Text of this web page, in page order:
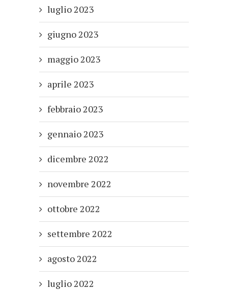
luglio 2023
giugno 2023
maggio 2023
aprile 2023
febbraio 2023
gennaio 2023
dicembre 2022
novembre 2022
ottobre 2022
settembre 2022
agosto 2022
luglio 2022